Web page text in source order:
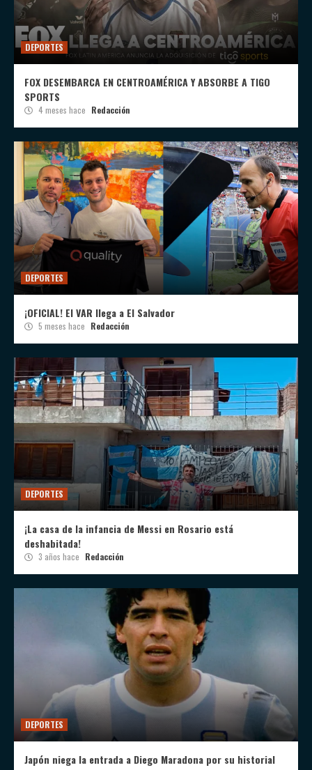
DEPORTES
FOX DESEMBARCA EN CENTROAMÉRICA Y ABSORBE A TIGO
SPORTS
4 meses hace Redacción
DEPORTES
¡OFICIAL! El VAR llega a El Salvador
5 meses hace Redacción
DEPORTES
¡La casa de la infancia de Messi en Rosario está
deshabitada!
3 años hace Redacción
DEPORTES
Japón niega la entrada a Diego Maradona por su historial